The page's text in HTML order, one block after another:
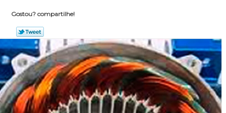
Gostou? compartilhe!